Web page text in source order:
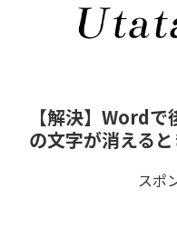
【解決】Word
の文字が消える
スポ